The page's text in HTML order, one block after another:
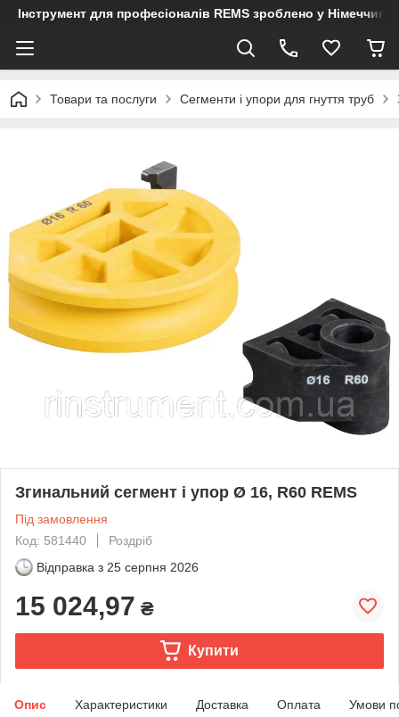
Інструмент для професіоналів REMS зроблено у Німеччині
Товари та послуги Сегменти і упори для гнуття труб
Згинальний сегмент і упор Ø 16, R60 REMS
Під замовлення
Код: 581440
Роздріб
Відправка з 25 серпня 2026
15 024,97 ₴
Купити
Опис Характеристики Доставка Оплата Умови